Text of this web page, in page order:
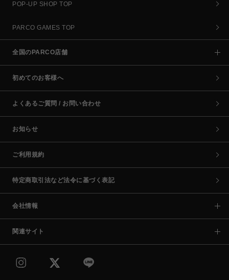
POP-UP SHOP TOP
PARCO GAMES TOP
全国のPARCO店舗
初めてのお客様へ
よくあるご質問 / お問い合わせ
お知らせ
ご利用規約
特定商取引法など法令に基づく表記
会社情報
関連サイト